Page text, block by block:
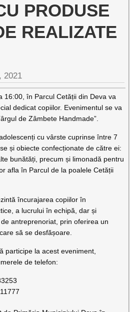
PRODUSE
REALIZATE
2021
16:00, în Parcul Cetății din Deva va
dedicat copiilor. Evenimentul se va
de Zâmbete Handmade”.
cu vârste cuprinse între 7
și obiecte confecționate de către ei:
bunătăți, precum și limonadă pentru
afla în Parcul de la poalele Cetății
încurajarea copiilor în
a lucrului în echipă, dar și
antreprenoriat, prin oferirea un
să se desfășoare.
participe la acest eveniment,
de telefon: